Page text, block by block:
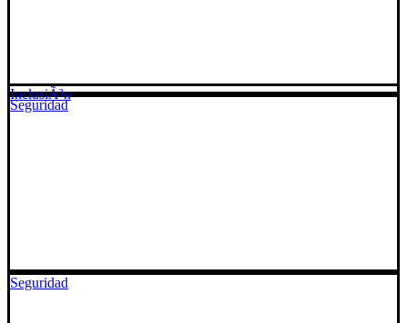
Seguridad
Seguridad
InclusiÃ³n